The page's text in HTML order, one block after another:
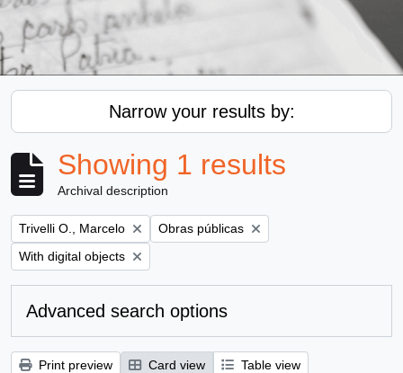
Narrow your results by:
Showing 1 results
Archival description
Remove filter:
Trivelli O., Marcelo Remove filter:
Obras públicas
Remove filter:
With digital objects
Advanced search options
Print preview Card view
Table view